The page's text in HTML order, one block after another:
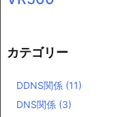
カテゴリー
DDNS関係 (11)
DNS関係 (3)